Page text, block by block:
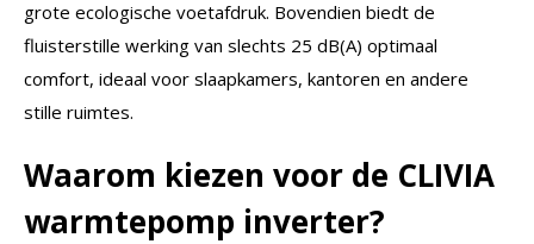
grote ecologische voetafdruk. Bovendien biedt de
fluisterstille werking van slechts 25 dB(A) optimaal
comfort, ideaal voor slaapkamers, kantoren en andere
stille ruimtes.
Waarom kiezen voor de CLIVIA
warmtepomp inverter?